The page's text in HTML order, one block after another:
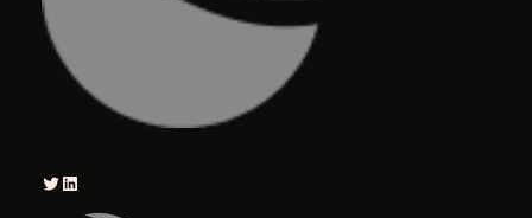
Twitter LinkedIn